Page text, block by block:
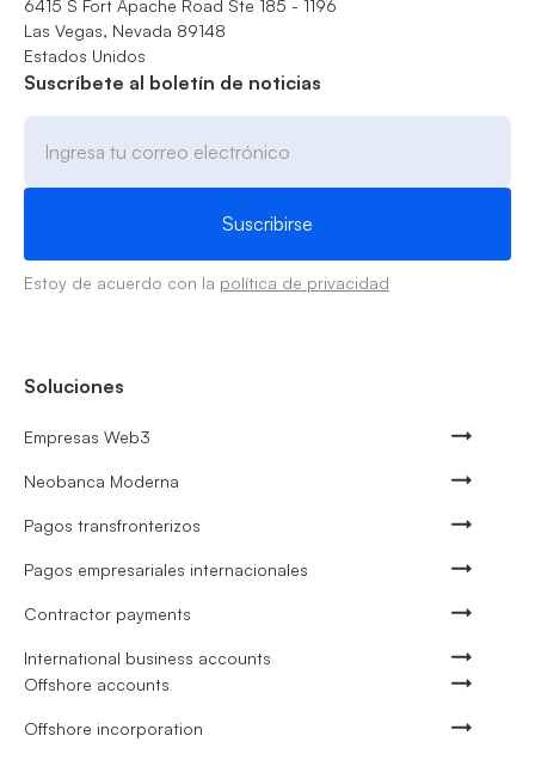
6415 S Fort Apache Road Ste 185 - 1196
Las Vegas, Nevada 89148
Estados Unidos
Suscríbete al boletín de noticias
Estoy de acuerdo con la política de privacidad
Soluciones
Empresas Web3
Neobanca Moderna
Pagos transfronterizos
Pagos empresariales internacionales
Contractor payments
International business accounts
Offshore accounts
Offshore incorporation